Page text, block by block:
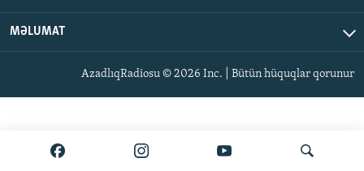
MƏLUMAT
AzadlıqRadiosu © 2026 Inc. | Bütün hüquqlar qorunur